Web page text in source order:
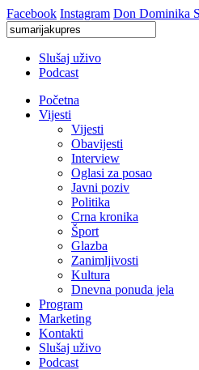
Facebook Instagram Don Dominika
Slušaj uživo
Podcast
Početna
Vijesti
Vijesti
Obavijesti
Interview
Oglasi za posao
Javni poziv
Politika
Crna kronika
Šport
Glazba
Zanimljivosti
Kultura
Dnevna ponuda jela
Program
Marketing
Kontakti
Slušaj uživo
Podcast